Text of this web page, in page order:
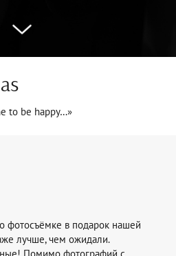
to be happy…»
фотосъёмке в подарок нашей
лучше, чем ожидали.